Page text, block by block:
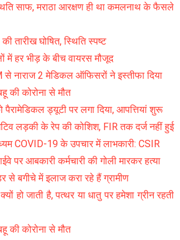
साफ, मराठा आरक्षण ही था कमलनाथ के फैसले
तारीख घोषित, स्थिति स्पष्ट
में हर भीड़ के बीच वायरस मौजूद
नाराज 2 मेडिकल ऑफिसरों ने इस्तीफा दिया
की कोरोना से मौत
पैरामेडिकल ड्यूटी पर लगा दिया, आपत्तियां शुरू
लड़की के रेप की कोशिश, FIR तक दर्ज नहीं हुई
COVID-19 के उपचार में लाभकारी: CSIR
पर आबकारी कर्मचारी की गोली मारकर हत्या
से बगीचे में इलाज करा रहे हैं ग्रामीण
हो जाती है, पत्थर या धातु पर हमेशा ग्रीन रहती
की कोरोना से मौत